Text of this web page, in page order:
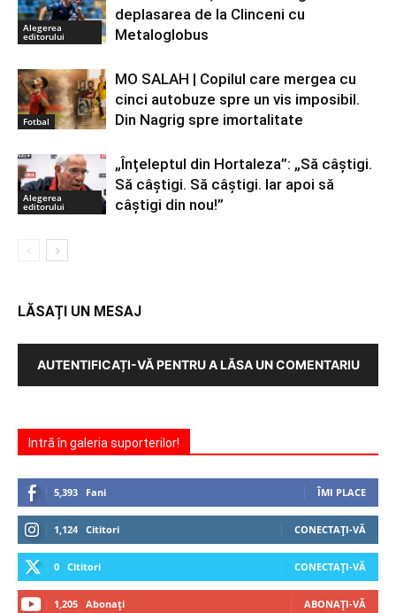
Alegerea
editorului
deplasarea de la Clinceni cu
Metaloglobus
Fotbal
MO SALAH | Copilul care mergea cu
cinci autobuze spre un vis imposibil.
Din Nagrig spre imortalitate
Alegerea
editorului
„Înțeleptul din Hortaleza”: „Să câștigi.
Să câștigi. Să câștigi. Iar apoi să
câștigi din nou!”
LĂSAȚI UN MESAJ
AUTENTIFICAȚI-VĂ PENTRU A LĂSA UN COMENTARIU
Intră în galeria suporterilor!
5,393 Fani ÎMI PLACE
1,124 Cititori CONECTAȚI-VĂ
0 Cititori CONECTAȚI-VĂ
1,205 Abonați ABONAȚI-VĂ